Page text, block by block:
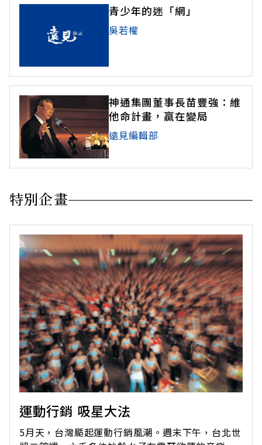
青少年的迷「網」
吳若權
神通集團董事長苗豐強：維
他命計畫，贏在變局
遠見編輯部
特別企畫
運動行銷 吸星大法
5月天，台灣颳起運動行銷風潮。週末下午，台北世